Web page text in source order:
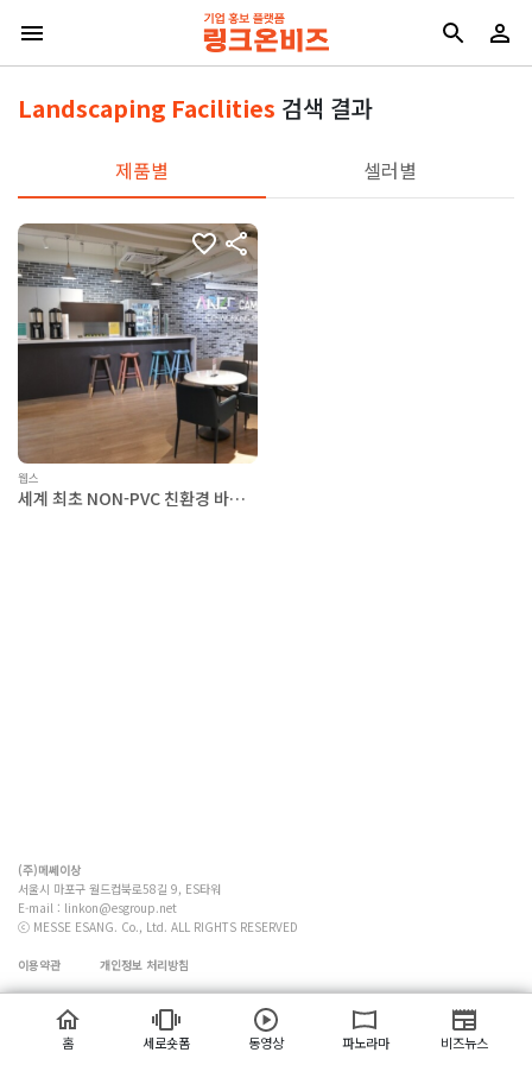
Landscaping Facilities 검색 결과
제품별 셀러별
웹스
세계 최초 NON-PVC 친환경 바닥
(주)메쎄이상
서울시 마포구 월드컵북로58길 9, ES타워
E-mail : linkon@esgroup.net
ⓒ MESSE ESANG. Co., Ltd. ALL RIGHTS RESERVED
이용약관 개인정보 처리방침
홈 세로숏폼 동영상 파노라마 비즈뉴스